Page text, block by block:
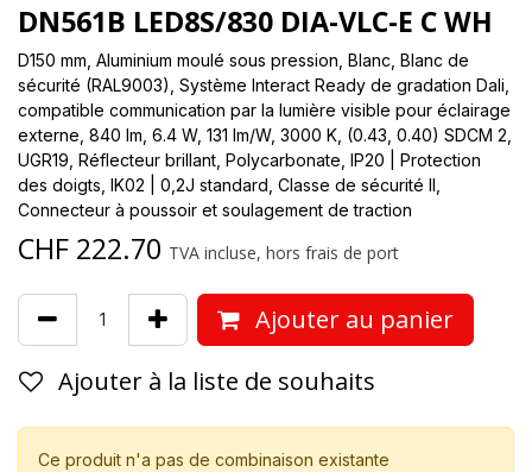
DN561B LED8S/830 DIA-VLC-E C WH
D150 mm, Aluminium moulé sous pression, Blanc, Blanc de
sécurité (RAL9003), Système Interact Ready de gradation Dali,
compatible communication par la lumière visible pour éclairage
externe, 840 lm, 6.4 W, 131 lm/W, 3000 K, (0.43, 0.40) SDCM 2,
UGR19, Réflecteur brillant, Polycarbonate, IP20 | Protection
des doigts, IK02 | 0,2J standard, Classe de sécurité II,
Connecteur à poussoir et soulagement de traction
CHF 222.70 TVA incluse, hors frais de port
Ajouter au panier
Ajouter à la liste de souhaits
Ce produit n'a pas de combinaison existante